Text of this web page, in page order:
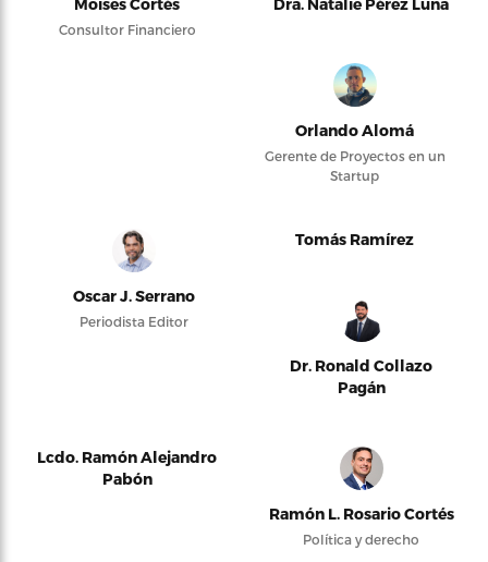
Moises Cortés
Consultor Financiero
Dra. Natalie Pérez Luna
Orlando Alomá
Gerente de Proyectos en un
Startup
Oscar J. Serrano
Periodista Editor
Tomás Ramírez
Dr. Ronald Collazo
Pagán
Lcdo. Ramón Alejandro
Pabón
Ramón L. Rosario Cortés
Política y derecho